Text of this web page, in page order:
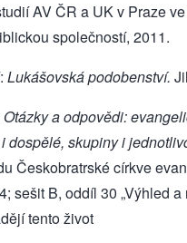
AV ČR a UK v Praze
společností, 2011.
Lukášovská podobenství.
Otázky a odpovědi:
dospělé, skupiny i
Českobratrské církve
sešit B, oddíl 30 „Výhled
tento život